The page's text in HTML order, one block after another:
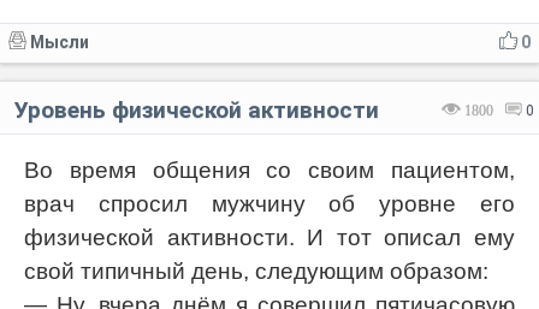
0
Мысли
1800 0
Уровень физической активности
Во время общения со своим пациентом,
врач спросил мужчину об уровне его
физической активности. И тот описал ему
свой типичный день, следующим образом: